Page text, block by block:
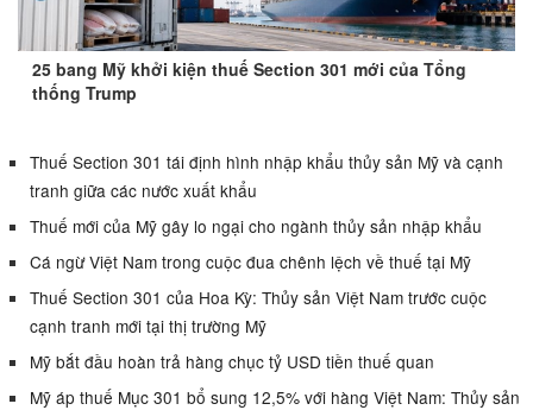
25 bang Mỹ khởi kiện thuế Section 301 mới của Tổng
thống Trump
Thuế Section 301 tái định hình nhập khẩu thủy sản Mỹ và cạnh
tranh giữa các nước xuất khẩu
Thuế mới của Mỹ gây lo ngại cho ngành thủy sản nhập khẩu
Cá ngừ Việt Nam trong cuộc đua chênh lệch về thuế tại Mỹ
Thuế Section 301 của Hoa Kỳ: Thủy sản Việt Nam trước cuộc
cạnh tranh mới tại thị trường Mỹ
Mỹ bắt đầu hoàn trả hàng chục tỷ USD tiền thuế quan
Mỹ áp thuế Mục 301 bổ sung 12,5% với hàng Việt Nam: Thủy sản